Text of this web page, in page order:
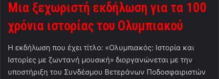
Μια ξεχωριστή εκδήλωση για τα 100
χρόνια ιστορίας του Ολυμπιακού
Η εκδήλωση που έχει τίτλο: «Ολυμπιακός: Ιστορία και
Ιστορίες με ζωντανή μουσική» διοργανώνεται με την
υποστήριξη του Συνδέσμου Βετεράνων Ποδοσφαιριστών